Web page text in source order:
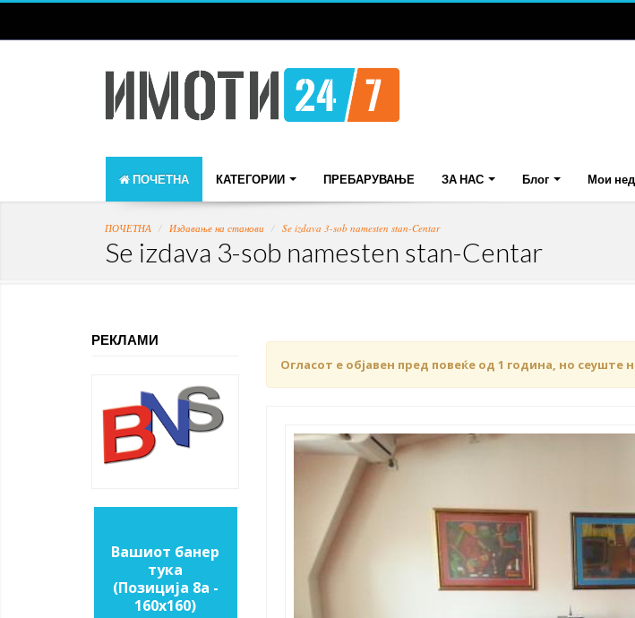
ПОЧЕТНА КАТЕГОРИИ ПРЕБАРУВАЊЕ ЗА НАС Блог Мои
ПОЧЕТНА Издавање на станови Se izdava 3-sob namesten stan-Centar
Se izdava 3-sob namesten stan-Centar
РЕКЛАМИ
Вашиот банер
тука
(Позиција 8a -
160х160)
Огласот е објавен пред повеќе од 1 година, но